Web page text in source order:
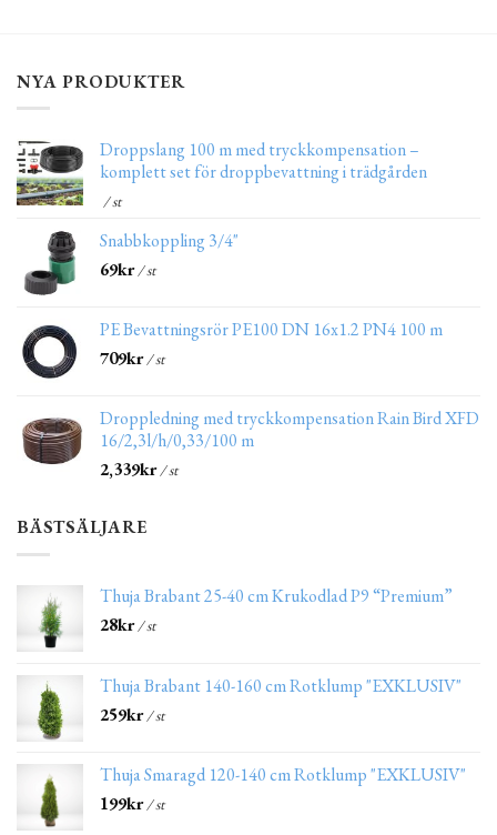
NYA PRODUKTER
Droppslang 100 m med tryckkompensation –
komplett set för droppbevattning i trädgården
/ st
Snabbkoppling 3/4"
69kr/ st
PE Bevattningsrör PE100 DN 16x1.2 PN4 100 m
709kr/ st
Droppledning med tryckkompensation Rain Bird XFD
16/2,3l/h/0,33/100 m
2,339kr/ st
BÄSTSÄLJARE
Thuja Brabant 25-40 cm Krukodlad P9 “Premium”
28kr/ st
Thuja Brabant 140-160 cm Rotklump "EXKLUSIV"
259kr/ st
Thuja Smaragd 120-140 cm Rotklump "EXKLUSIV"
199kr/ st